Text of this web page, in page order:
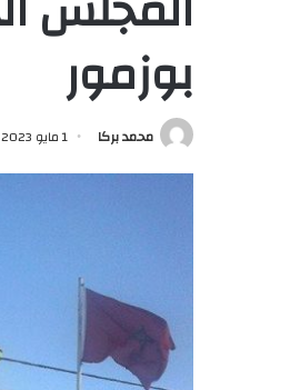
بوزمور
محمد بركا 1 مايو 2023